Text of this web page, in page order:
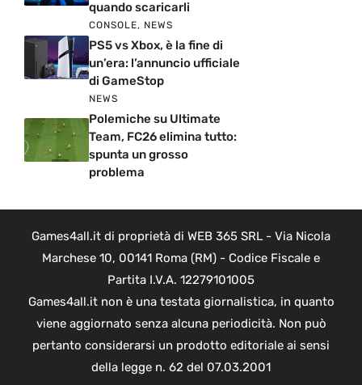
quando scaricarli
CONSOLE, NEWS
PS5 vs Xbox, è la fine di
un’era: l’annuncio ufficiale
di GameStop
NEWS
Polemiche su Ultimate
Team, FC26 elimina tutto:
spunta un grosso
problema
Games4all.it di proprietà di WEB 365 SRL - Via Nicola
Marchese 10, 00141 Roma (RM) - Codice Fiscale e
Partita I.V.A. 12279101005
Games4all.it non è una testata giornalistica, in quanto
viene aggiornato senza alcuna periodicità. Non può
pertanto considerarsi un prodotto editoriale ai sensi
della legge n. 62 del 07.03.2001